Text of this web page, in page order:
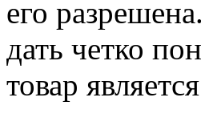
его
дать четко
товар